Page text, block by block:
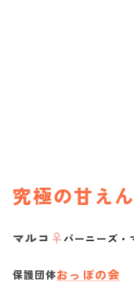
究極の甘え
マルコ ♀バーニーズ・
保護団体おっぽの会